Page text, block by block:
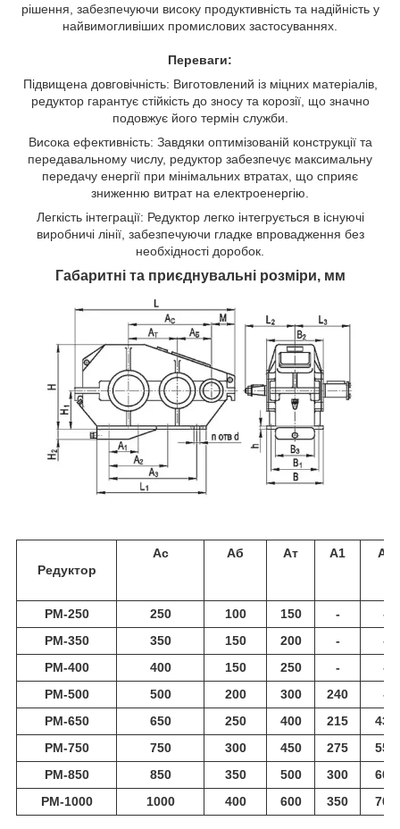
рішення, забезпечуючи високу продуктивність та надійність у
найвимогливіших промислових застосуваннях.
Переваги:
Підвищена довговічність: Виготовлений із міцних матеріалів,
редуктор гарантує стійкість до зносу та корозії, що значно
подовжує його термін служби.
Висока ефективність: Завдяки оптимізованій конструкції та
передавальному числу, редуктор забезпечує максимальну
передачу енергії при мінімальних втратах, що сприяє
зниженню витрат на електроенергію.
Легкість інтеграції: Редуктор легко інтегрується в існуючі
виробничі лінії, забезпечуючи гладке впровадження без
необхідності доробок.
Габаритні та приєднувальні розміри, мм
Редуктор
Aс Аб Ат А1 А2
РМ-250 250 100 150 -
-
РМ-350
350 150 200 -
-
РМ-400
400 150 250 -
-
РМ-500
500 200 300 240
-
РМ-650
650 250 400 215
430
РМ-750
750 300 450 275
550
РМ-850
850 350 500 300
600
РМ-1000
1000 400 600 350 700